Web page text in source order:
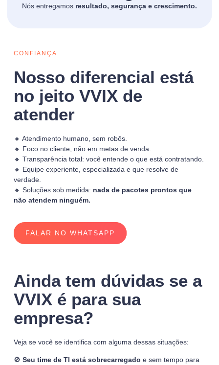
Nós entregamos resultado, segurança e crescimento.
CONFIANÇA
Nosso diferencial está
no jeito VVIX de
atender
🔸 Atendimento humano, sem robôs.
🔸 Foco no cliente, não em metas de venda.
🔸 Transparência total: você entende o que está contratando.
🔸 Equipe experiente, especializada e que resolve de
verdade.
🔸 Soluções sob medida: nada de pacotes prontos que
não atendem ninguém.
FALAR NO WHATSAPP
Ainda tem dúvidas se a
VVIX é para sua
empresa?
Veja se você se identifica com alguma dessas situações:
🚫 Seu time de TI está sobrecarregado e sem tempo para